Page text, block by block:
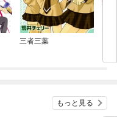
三者三葉
もっと見る